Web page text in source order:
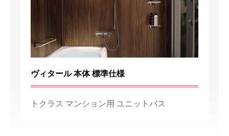
ヴィタール 本体 標準仕様
トクラス マンション用 ユニットバス